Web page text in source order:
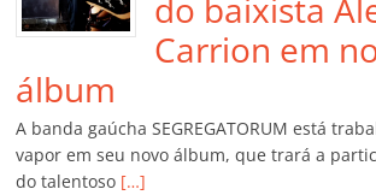
do baixista
Carrion em
álbum
A banda gaúcha SEGREGATORUM está
vapor em seu novo álbum, que trará a
do talentoso […]